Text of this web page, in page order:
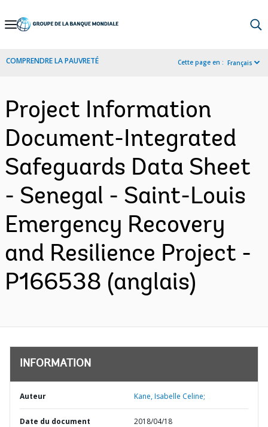
Skip
Navigation
COMPRENDRE LA PAUVRETÉ Cette page en : Français
Project Information
Document-Integrated
Safeguards Data Sheet
- Senegal - Saint-Louis
Emergency Recovery
and Resilience Project -
P166538 (anglais)
INFORMATION
Auteur Kane, Isabelle Celine;
Date du document 2018/04/18